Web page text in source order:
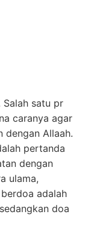
Salah satu pr
caranya agar
dengan Allaah.
pertanda
dengan
ulama,
adalah
doa